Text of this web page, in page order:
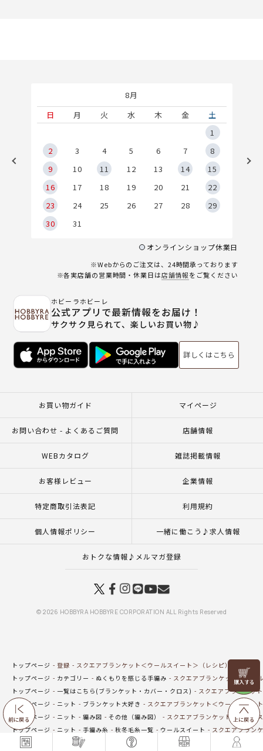
前に戻る
リリヤン
フェア
上に戻る
8月
日
月 火 水 木 金
土
1
2
3 4 5 6 7
8
9
10 11 12 13 14
15
16
17 18 19 20 21
22
23
24 25 26 27 28
29
30
31
オンラインショップ休業日
※Webからのご注文は、24時間承っております
※各実店舗の営業時間・休業日は店舗情報をご覧ください
ホビーラホビーレ
公式アプリで最新情報をお届け！
サクサク見られて、楽しいお買い物♪
詳しくはこちら
お買い物ガイド マイページ
お問い合わせ - よくあるご質問 店舗情報
WEBカタログ 雑誌掲載情報
お客様レビュー 企業情報
特定商取引法表記 利用規約
個人情報ポリシー 一緒に働こう♪求人情報
おトクな情報♪メルマガ登録
© 2026 HOBBYRA HOBBYRE CORPORATION ALL Rights Reserved
トップページ 登録
スクエアブランケット＜ウールスイート＞（レシピ）
トップページ
カテゴリー ぬくもりを感じる手編み
スクエアブランケット＜ウー
トップページ
一覧はこちら(ブランケット・カバー・クロス)
スクエアブランケッ
トップページ
ニット ブランケット大好き
スクエアブランケット＜ウールスイー
トップページ
ニット 編み図 その他（編み図）
スクエアブランケット＜ウール
トップページ
ニット 手編み糸 秋冬毛糸一覧 ウールスイート
スクエアブラン
トップページ
ニット 手編み糸 秋冬／合太～並太／ストレートヤーン ウールス